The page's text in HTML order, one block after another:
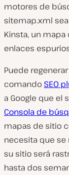
motores de
sitemap.xml
Kinsta, un
enlaces
Puede
comando SEO
a Google que el
Consola de
mapas de sitio
necesita que se
su sitio será
hasta dos